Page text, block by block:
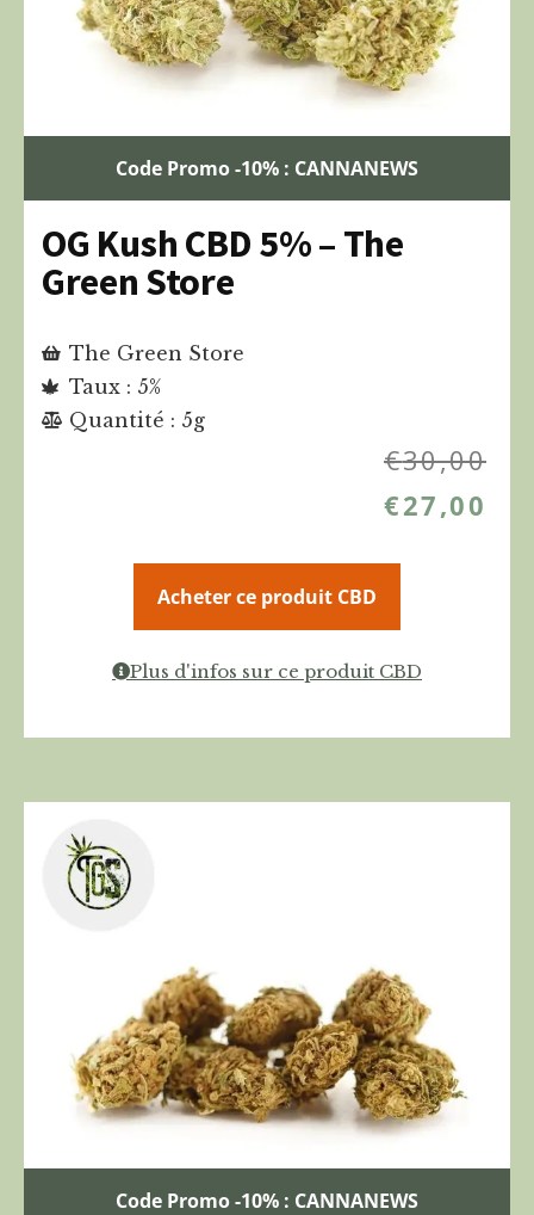
Code Promo -10% : CANNANEWS
OG Kush CBD 5% – The
Green Store
The Green Store
Taux : 5%
Quantité : 5g
€30,00
€27,00
Acheter ce produit CBD
Plus d'infos sur ce produit CBD
Code Promo -10% : CANNANEWS